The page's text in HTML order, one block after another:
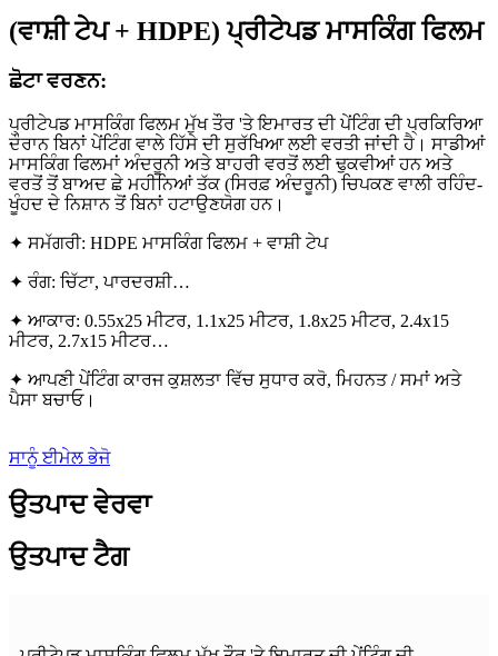
(ਵਾਸ਼ੀ ਟੇਪ + HDPE) ਪ੍ਰੀਟੇਪਡ ਮਾਸਕਿੰਗ ਫਿਲਮ
ਛੋਟਾ ਵਰਣਨ:
ਪ੍ਰੀਟੇਪਡ ਮਾਸਕਿੰਗ ਫਿਲਮ ਮੁੱਖ ਤੌਰ 'ਤੇ ਇਮਾਰਤ ਦੀ ਪੇਂਟਿੰਗ ਦੀ ਪ੍ਰਕਿਰਿਆ
ਦੌਰਾਨ ਬਿਨਾਂ ਪੇਂਟਿੰਗ ਵਾਲੇ ਹਿੱਸੇ ਦੀ ਸੁਰੱਖਿਆ ਲਈ ਵਰਤੀ ਜਾਂਦੀ ਹੈ। ਸਾਡੀਆਂ
ਮਾਸਕਿੰਗ ਫਿਲਮਾਂ ਅੰਦਰੂਨੀ ਅਤੇ ਬਾਹਰੀ ਵਰਤੋਂ ਲਈ ਢੁਕਵੀਆਂ ਹਨ ਅਤੇ
ਵਰਤੋਂ ਤੋਂ ਬਾਅਦ ਛੇ ਮਹੀਨਿਆਂ ਤੱਕ (ਸਿਰਫ਼ ਅੰਦਰੂਨੀ) ਚਿਪਕਣ ਵਾਲੀ ਰਹਿੰਦ-
ਖੂੰਹਦ ਦੇ ਨਿਸ਼ਾਨ ਤੋਂ ਬਿਨਾਂ ਹਟਾਉਣਯੋਗ ਹਨ।
✦ ਸਮੱਗਰੀ: HDPE ਮਾਸਕਿੰਗ ਫਿਲਮ + ਵਾਸ਼ੀ ਟੇਪ
✦ ਰੰਗ: ਚਿੱਟਾ, ਪਾਰਦਰਸ਼ੀ…
✦ ਆਕਾਰ: 0.55x25 ਮੀਟਰ, 1.1x25 ਮੀਟਰ, 1.8x25 ਮੀਟਰ, 2.4x15
ਮੀਟਰ, 2.7x15 ਮੀਟਰ…
✦ ਆਪਣੀ ਪੇਂਟਿੰਗ ਕਾਰਜ ਕੁਸ਼ਲਤਾ ਵਿੱਚ ਸੁਧਾਰ ਕਰੋ, ਮਿਹਨਤ / ਸਮਾਂ ਅਤੇ
ਪੈਸਾ ਬਚਾਓ।
ਸਾਨੂੰ ਈਮੇਲ ਭੇਜੋ
ਉਤਪਾਦ ਵੇਰਵਾ
ਉਤਪਾਦ ਟੈਗ